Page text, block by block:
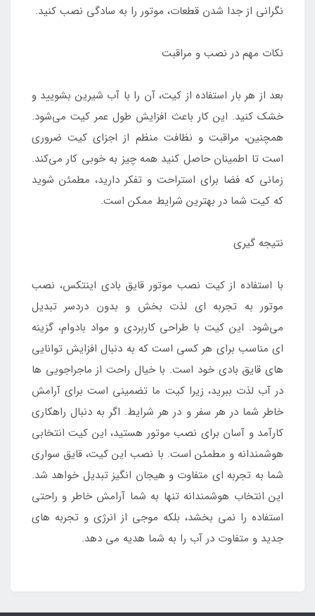
نگرانی از جدا شدن قطعات، موتور را به سادگی نصب کنید.
نکات مهم در نصب و مراقبت
بعد از هر بار استفاده از کیت، آن را با آب شیرین بشویید و
خشک کنید. این کار باعث افزایش طول عمر کیت می‌شود.
همچنین، مراقبت و نظافت منظم از اجزای کیت ضروری
است تا اطمینان حاصل کنید همه چیز به خوبی کار می‌کند.
زمانی که فضا برای استراحت و تفکر دارید، مطمئن شوید
که کیت شما در بهترین شرایط ممکن است.
نتیجه گیری
با استفاده از کیت نصب موتور قایق بادی اینتکس، نصب
موتور به تجربه‌ ای لذت‌ بخش و بدون دردسر تبدیل
می‌شود. این کیت با طراحی کاربردی و مواد بادوام، گزینه‌
ای مناسب برای هر کسی است که به دنبال افزایش توانایی‌
های قایق بادی خود است. با خیال راحت از ماجراجویی‌ ها
در آب لذت ببرید، زیرا کیت ما تضمینی است برای آرامش
خاطر شما در هر سفر و در هر شرایط. اگر به دنبال راهکاری
کارآمد و آسان برای نصب موتور هستید، این کیت انتخابی
هوشمندانه و مطمئن است. با نصب این کیت، قایق‌ سواری
شما به تجربه‌ ای متفاوت و هیجان‌ انگیز تبدیل خواهد شد.
این انتخاب هوشمندانه تنها به شما آرامش خاطر و راحتی
استفاده را نمی‌ بخشد، بلکه موجی از انرژی و تجربه‌ های
جدید و متفاوت در آب را به شما هدیه می‌ دهد.